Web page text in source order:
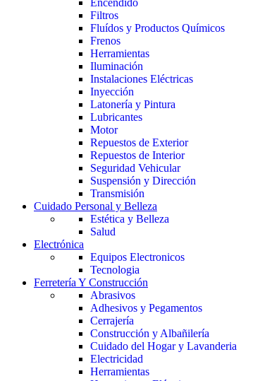
Encendido
Filtros
Fluídos y Productos Químicos
Frenos
Herramientas
Iluminación
Instalaciones Eléctricas
Inyección
Latonería y Pintura
Lubricantes
Motor
Repuestos de Exterior
Repuestos de Interior
Seguridad Vehicular
Suspensión y Dirección
Transmisión
Cuidado Personal y Belleza
Estética y Belleza
Salud
Electrónica
Equipos Electronicos
Tecnologia
Ferretería Y Construcción
Abrasivos
Adhesivos y Pegamentos
Cerrajería
Construcción y Albañilería
Cuidado del Hogar y Lavanderia
Electricidad
Herramientas